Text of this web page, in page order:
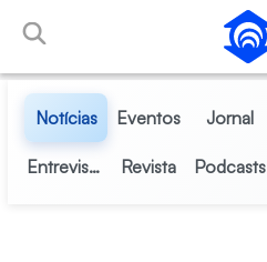
Pular para o Conteúdo principal
Notícias Eventos Jornal
Entrevistas Revista Podcasts